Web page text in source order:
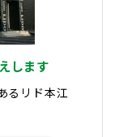
します
るリド本江